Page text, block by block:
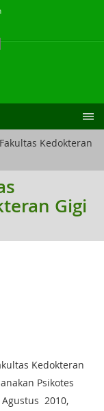
Kedokteran
Gigi
Kedokteran
Psikotes
2010,